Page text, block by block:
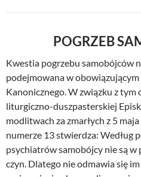
POGRZEB
Kwestia pogrzebu samobójców
podejmowana w
Kanonicznego. W związku z
liturgiczno-duszpasterskiej
modlitwach za zmarłych z 5
numerze 13 stwierdza: Według
psychiatrów samobójcy nie są w
czyn. Dlatego nie odmawia się